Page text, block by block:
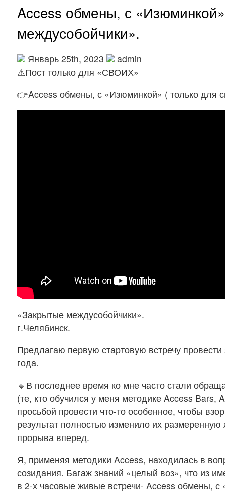
Access обмены, с
междусобойчики».
Январь 25th, 2023
admin
⚠Пост только для «СВОИХ»
👉Access обмены, с «Изюминкой» ( только для
«Закрытые междусобойчики».
г.Челябинск.
Предлагаю первую стартовую встречу
года.
🔹В последнее время ко мне часто стали
(те, кто обучился у меня методике Access Bars,
просьбой провести что-то особенное, чтобы
результат полностью изменило их размеренную
прорыва вперед.
Я, применяя методики Access, находилась в
созидания. Багаж знаний «целый воз», что из
в 2-х часовые живые встречи- Access обмены,